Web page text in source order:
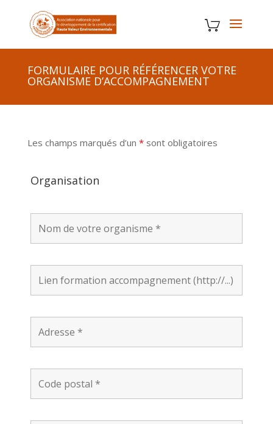
FORMULAIRE POUR RÉFÉRENCER VOTRE
ORGANISME D’ACCOMPAGNEMENT
Les champs marqués d’un *sont obligatoires
Organisation